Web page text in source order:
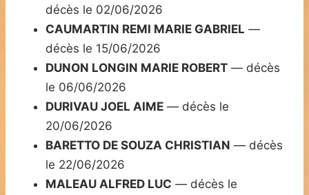
décès le 02/06/2026
CAUMARTIN REMI MARIE GABRIEL —
décès le 15/06/2026
DUNON LONGIN MARIE ROBERT — décès
le 06/06/2026
DURIVAU JOEL AIME — décès le
20/06/2026
BARETTO DE SOUZA CHRISTIAN — décès
le 22/06/2026
MALEAU ALFRED LUC — décès le